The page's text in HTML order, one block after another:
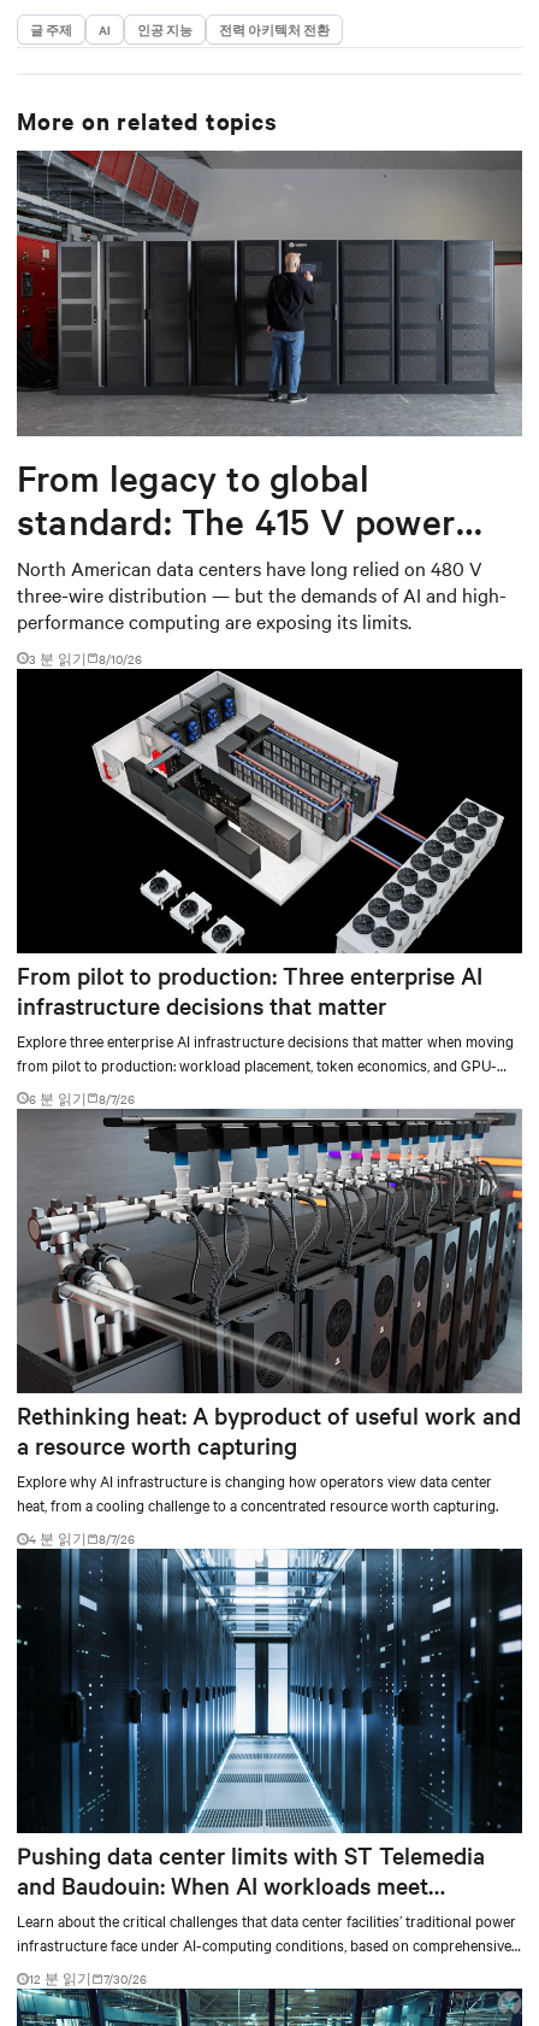
글 주제 AI 인공 지능 전력 아키텍처 전환
More on related topics
From legacy to global
standard: The 415 V power
shift data centers need
North American data centers have long relied on 480 V
three-wire distribution — but the demands of AI and high-
performance computing are exposing its limits.
3 분 읽기 8/10/26
From pilot to production: Three enterprise AI
infrastructure decisions that matter
Explore three enterprise AI infrastructure decisions that matter when moving
from pilot to production: workload placement, token economics, and GPU-
ready operations.
6 분 읽기 8/7/26
Rethinking heat: A byproduct of useful work and
a resource worth capturing
Explore why AI infrastructure is changing how operators view data center
heat, from a cooling challenge to a concentrated resource worth capturing.
4 분 읽기 8/7/26
Pushing data center limits with ST Telemedia
and Baudouin: When AI workloads meet
outdated critical power infrastructure
Learn about the critical challenges that data center facilities’ traditional power
infrastructure face under AI-computing conditions, based on comprehensive
testing results and insights.
12 분 읽기 7/30/26